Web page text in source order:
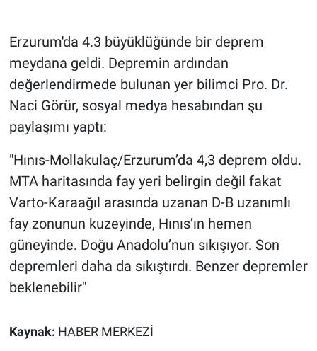
Erzurum'da 4.3 büyüklüğünde bir deprem
meydana geldi. Depremin ardından
değerlendirmede bulunan yer bilimci Pro. Dr.
Naci Görür, sosyal medya hesabından şu
paylaşımı yaptı:
"Hınıs-Mollakulaç/Erzurum’da 4,3 deprem oldu.
MTA haritasında fay yeri belirgin değil fakat
Varto-Karaağıl arasında uzanan D-B uzanımlı
fay zonunun kuzeyinde, Hınıs’ın hemen
güneyinde. Doğu Anadolu’nun sıkışıyor. Son
depremleri daha da sıkıştırdı. Benzer depremler
beklenebilir"
Kaynak: HABER MERKEZİ
Gündem Özel
Günün görüntüsü
Haber
Kimdir
Koronavirüs
Kültür Sanat
Ne demişti